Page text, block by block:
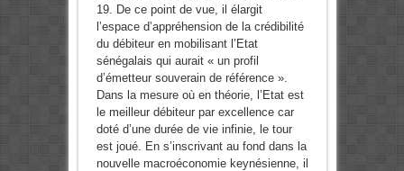
19. De ce point de vue, il élargit
l’espace d’appréhension de la crédibilité
du débiteur en mobilisant l’Etat
sénégalais qui aurait « un profil
d’émetteur souverain de référence ».
Dans la mesure où en théorie, l’Etat est
le meilleur débiteur par excellence car
doté d’une durée de vie infinie, le tour
est joué. En s’inscrivant au fond dans la
nouvelle macroéconomie keynésienne, il